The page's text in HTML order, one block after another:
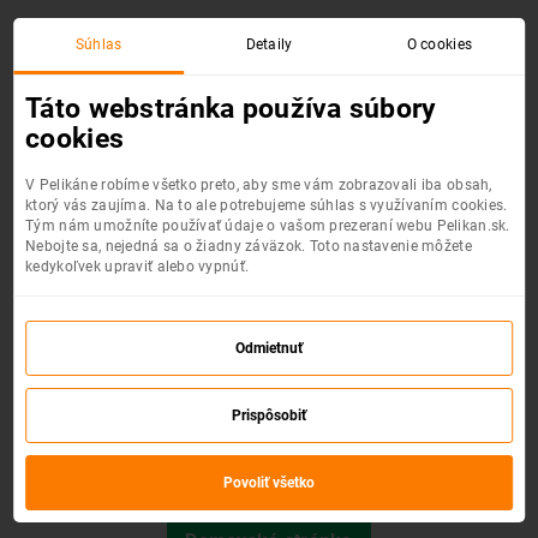
Chyba 404 :(
Požadovaná stránka nebola nájdená.
Súhlas Detaily O cookies
Táto webstránka používa súbory
cookies
V Pelikáne robíme všetko preto, aby sme vám zobrazovali iba obsah,
ktorý vás zaujíma. Na to ale potrebujeme súhlas s využívaním cookies.
Tým nám umožníte používať údaje o vašom prezeraní webu Pelikan.sk.
Nebojte sa, nejedná sa o žiadny záväzok. Toto nastavenie môžete
kedykoľvek upraviť alebo vypnúť.
Odmietnuť
Prispôsobiť
Povoliť všetko